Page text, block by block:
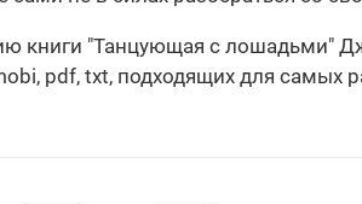
книги "Танцующая с лошадьми"
pdf, txt, подходящих для самых